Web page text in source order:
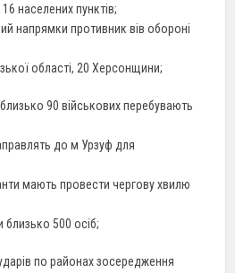
населених пунктів;
напрямки противник вів обороні
області, 20 Херсонщини;
90 військових перебувають
до м Урзуф для
мають провести чергову хвилю
близько 500 осіб;
по районах зосередження